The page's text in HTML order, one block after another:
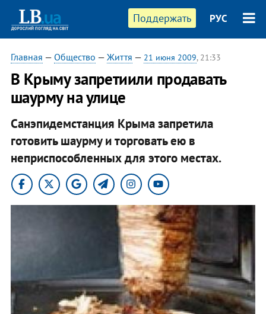
Поддержать РУС
Главная — Общество — Життя — 21 июня 2009, 21:33
В Крыму запретиили продавать
шаурму на улице
Санэпидемстанция Крыма запретила
готовить шаурму и торговать ею в
неприспособленных для этого местах.